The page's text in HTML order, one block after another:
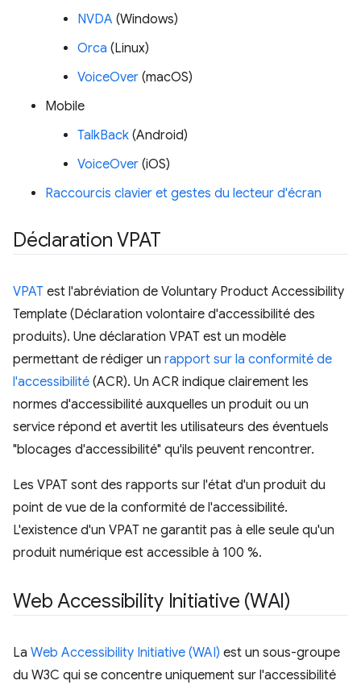
NVDA (Windows)
Orca (Linux)
VoiceOver (macOS)
Mobile
TalkBack (Android)
VoiceOver (iOS)
Raccourcis clavier et gestes du lecteur d'écran
Déclaration VPAT
VPAT est l'abréviation de Voluntary Product Accessibility
Template (Déclaration volontaire d'accessibilité des
produits). Une déclaration VPAT est un modèle
permettant de rédiger un rapport sur la conformité de
l'accessibilité (ACR). Un ACR indique clairement les
normes d'accessibilité auxquelles un produit ou un
service répond et avertit les utilisateurs des éventuels
"blocages d'accessibilité" qu'ils peuvent rencontrer.
Les VPAT sont des rapports sur l'état d'un produit du
point de vue de la conformité de l'accessibilité.
L'existence d'un VPAT ne garantit pas à elle seule qu'un
produit numérique est accessible à 100 %.
Web Accessibility Initiative (WAI)
La Web Accessibility Initiative (WAI) est un sous-groupe
du W3C qui se concentre uniquement sur l'accessibilité